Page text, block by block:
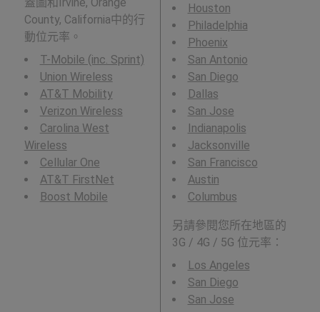
County, California中的行
動位元率。
T-Mobile (inc. Sprint)
Union Wireless
AT&T Mobility
Verizon Wireless
Carolina West
Wireless
Cellular One
AT&T FirstNet
Boost Mobile
Houston
Philadelphia
Phoenix
San Antonio
San Diego
Dallas
San Jose
Indianapolis
Jacksonville
San Francisco
Austin
Columbus
另請參閱您所在地區的
3G / 4G / 5G 位元率：
Los Angeles
San Diego
San Jose